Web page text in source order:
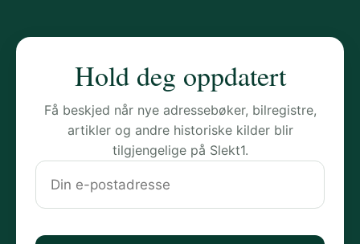
Hold deg oppdatert
Få beskjed når nye adressebøker, bilregistre,
artikler og andre historiske kilder blir
tilgjengelige på Slekt1.